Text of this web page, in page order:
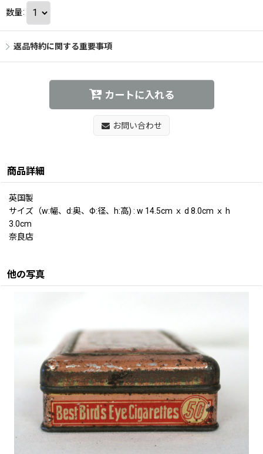
数量:
返品特約に関する重要事項
カートに入れる
お問い合わせ
商品詳細
英国製
サイズ（w:幅、d:奥、Ф:径、h:高) : w 14.5cm ｘ d 8.0cm ｘ h
3.0cm
奈良店
他の写真